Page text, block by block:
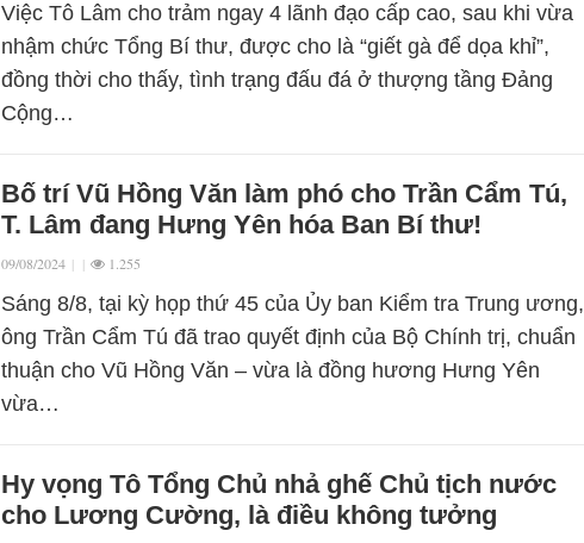
Việc Tô Lâm cho trảm ngay 4 lãnh đạo cấp cao, sau khi vừa
nhậm chức Tổng Bí thư, được cho là “giết gà để dọa khỉ”,
đồng thời cho thấy, tình trạng đấu đá ở thượng tầng Đảng
Cộng…
Bố trí Vũ Hồng Văn làm phó cho Trần Cẩm Tú,
T. Lâm đang Hưng Yên hóa Ban Bí thư!
09/08/2024 | | 1.255
Sáng 8/8, tại kỳ họp thứ 45 của Ủy ban Kiểm tra Trung ương,
ông Trần Cẩm Tú đã trao quyết định của Bộ Chính trị, chuẩn
thuận cho Vũ Hồng Văn – vừa là đồng hương Hưng Yên
vừa…
Hy vọng Tô Tổng Chủ nhả ghế Chủ tịch nước
cho Lương Cường, là điều không tưởng